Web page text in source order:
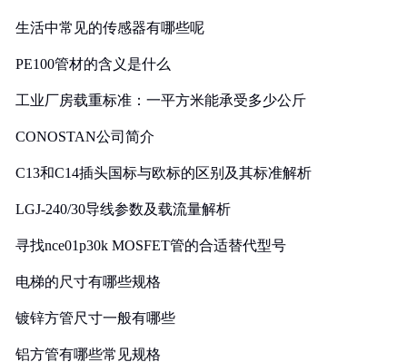
生活中常见的传感器有哪些呢
PE100管材的含义是什么
工业厂房载重标准：一平方米能承受多少公斤
CONOSTAN公司简介
C13和C14插头国标与欧标的区别及其标准解析
LGJ-240/30导线参数及载流量解析
寻找nce01p30k MOSFET管的合适替代型号
电梯的尺寸有哪些规格
镀锌方管尺寸一般有哪些
铝方管有哪些常见规格